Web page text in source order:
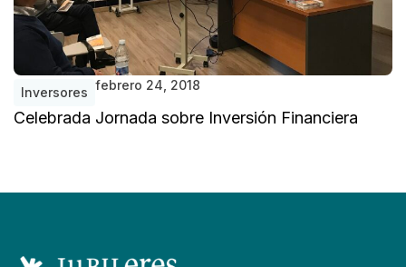
Inversores febrero 24, 2018
Celebrada Jornada sobre Inversión Financiera